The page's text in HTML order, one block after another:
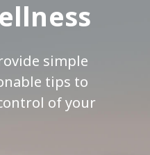
simple
tips to
of your